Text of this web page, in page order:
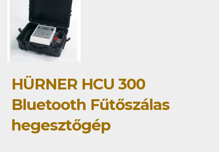
HÜRNER HCU 300
Bluetooth Fűtőszálas
hegesztőgép